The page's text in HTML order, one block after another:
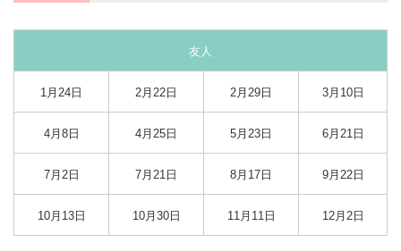
友人
1月24日 2月22日 2月29日 3月10日
4月8日 4月25日 5月23日 6月21日
7月2日 7月21日 8月17日 9月22日
10月13日 10月30日 11月11日 12月2日